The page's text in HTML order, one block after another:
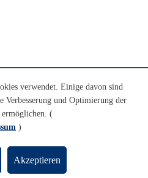
verwendet. Einige davon sind
Verbesserung und Optimierung der
ermöglichen. (
)
Akzeptieren